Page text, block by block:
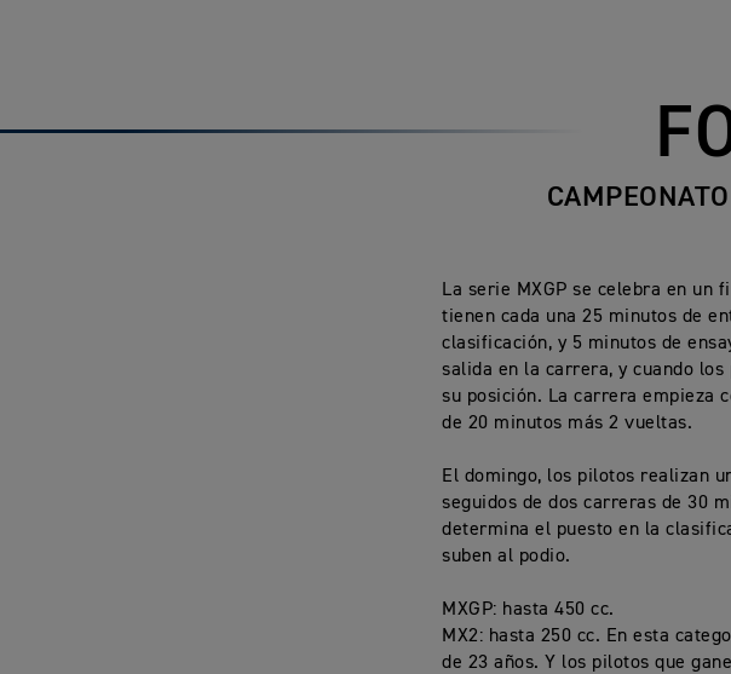
La serie MXGP se celebra en un
tienen cada una 25 minutos de
clasificación, y 5 minutos de
salida en la carrera, y cuando
su posición. La carrera empieza
de 20 minutos más 2 vueltas.
El domingo, los pilotos realizan
seguidos de dos carreras de 30
determina el puesto en la
suben al podio.
MXGP: hasta 450 cc.
MX2: hasta 250 cc. En esta
de 23 años. Y los pilotos que